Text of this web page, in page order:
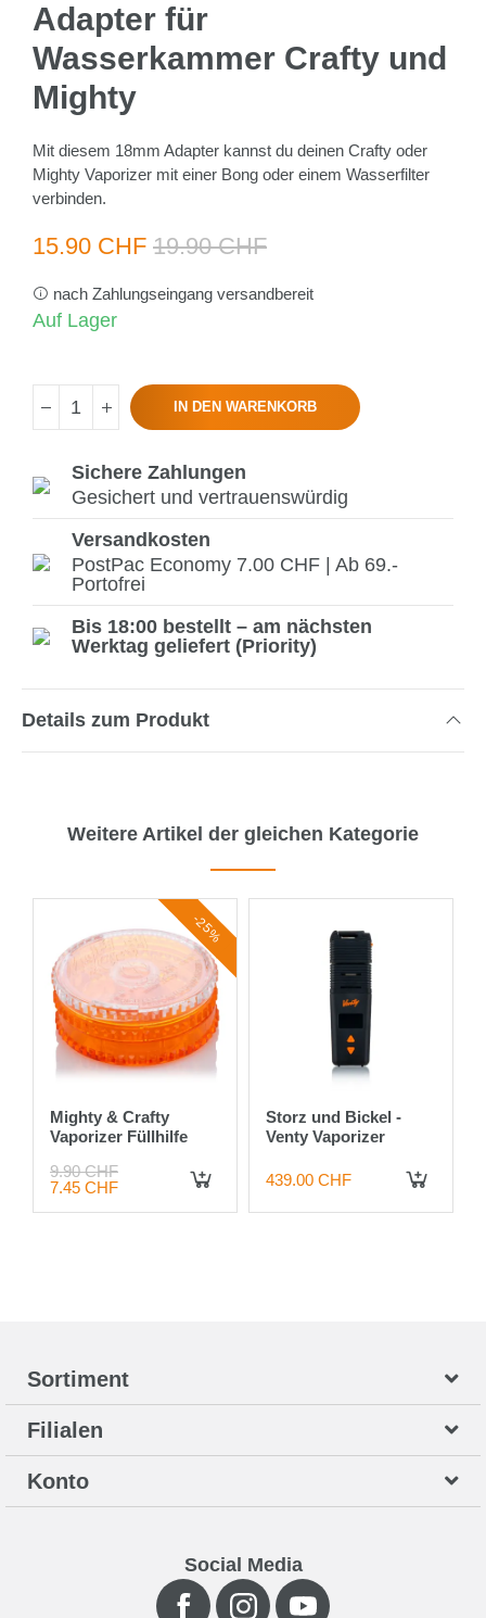
Adapter für
Wasserkammer Crafty und
Mighty
Mit diesem 18mm Adapter kannst du deinen Crafty oder
Mighty Vaporizer mit einer Bong oder einem Wasserfilter
verbinden.
15.90 CHF 19.90 CHF
nach Zahlungseingang versandbereit
Auf Lager
IN DEN WARENKORB
Sichere Zahlungen
Gesichert und vertrauenswürdig
Versandkosten
PostPac Economy 7.00 CHF | Ab 69.-
Portofrei
Bis 18:00 bestellt – am nächsten
Werktag geliefert (Priority)
Details zum Produkt
Weitere Artikel der gleichen Kategorie
-25%
Mighty & Crafty
Vaporizer Füllhilfe
9.90 CHF
7.45 CHF
Storz und Bickel -
Venty Vaporizer
439.00 CHF
Sortiment
Filialen
Konto
Social Media